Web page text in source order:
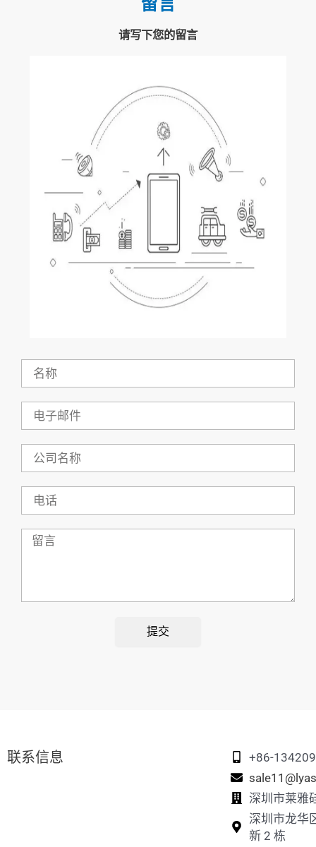
请写下您的留言
名
电
件
公
称
电
留
提交
联系信息
+86-
深圳市莱雅
深圳市龙华
新 2 栋